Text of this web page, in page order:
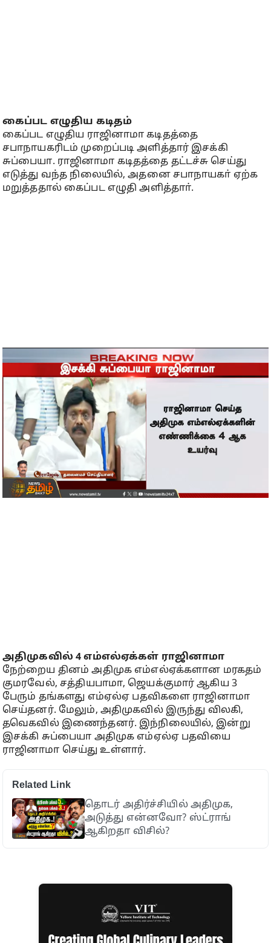
கைப்பட எழுதிய கடிதம்
கைப்பட எழுதிய ராஜினாமா கடிதத்தை
சபாநாயகரிடம் முறைப்படி அளித்தார் இசக்கி
சுப்பையா. ராஜினாமா கடிதத்தை தட்டச்சு செய்து
எடுத்து வந்த நிலையில், அதனை சபாநாயகா் ஏற்க
மறுத்ததால் கைப்பட எழுதி அளித்தாா்.
அதிமுகவில் 4 எம்எல்ஏக்கள் ராஜினாமா
நேற்றைய தினம் அதிமுக எம்எல்ஏக்களான மரகதம்
குமரவேல், சத்தியபாமா, ஜெயக்குமார் ஆகிய 3
பேரும் தங்களது எம்ஏல்ஏ பதவிகளை ராஜினாமா
செய்தனர். மேலும், அதிமுகவில் இருந்து விலகி,
தவெகவில் இணைந்தனர். இந்நிலையில், இன்று
இசக்கி சுப்பையா அதிமுக எம்ஏல்ஏ பதவியை
ராஜினாமா செய்து உள்ளார்.
Related Link
தொடர் அதிர்ச்சியில் அதிமுக,
அடுத்து என்னவோ? ஸ்ட்ராங்
ஆகிறதா விசில்?